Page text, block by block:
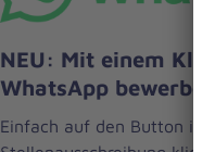
NEU: Mit einem
WhatsApp bewerben
Einfach auf den Button in